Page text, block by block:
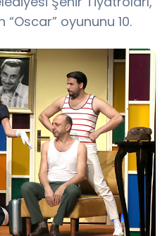
oyununu 10.